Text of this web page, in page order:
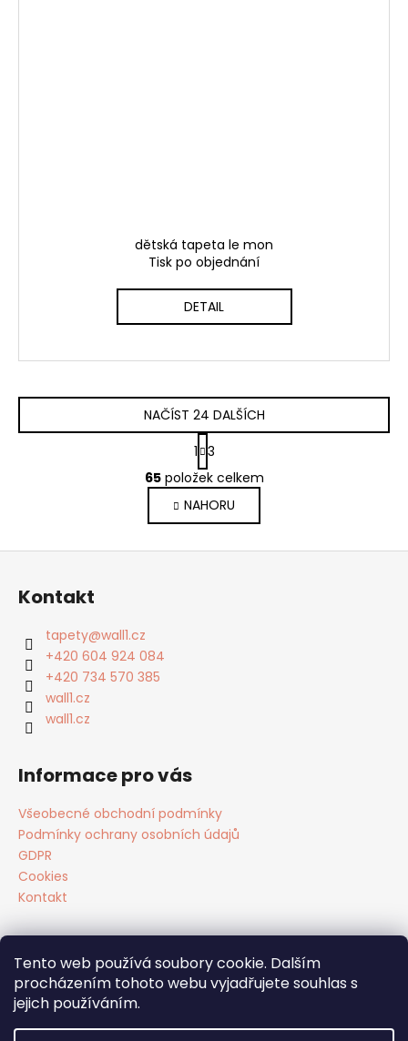
Tento web používá soubory cookie. Dalším
procházením tohoto webu vyjadřujete souhlas s
jejich používáním.
dětská tapeta le mon
Tisk po objednání
DETAIL
O
v
l
á
d
s
u
NAČÍST 24 DALŠÍCH
S
t
r
á
n
k
1 3
65položek celkem
NAHORU
Z
Kontakt
tapety@wall1.cz
+420 604 924 084
+420 734 570 385
wall1.cz
wall1.cz
Informace pro vás
Všeobecné obchodní podmínky
Podmínky ochrany osobních údajů
GDPR
Cookies
Kontakt
Facebook